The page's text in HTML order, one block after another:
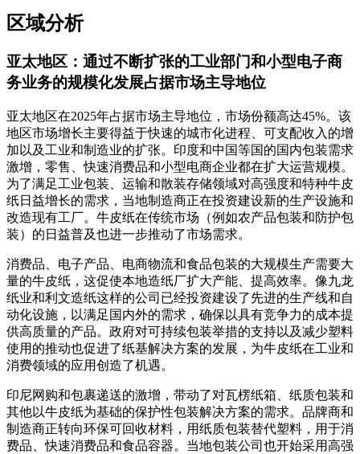
区域分析
亚太地区：通过不断扩张的工业部门和小型电子商
务业务的规模化发展占据市场主导地位
亚太地区在2025年占据市场主导地位，市场份额高达45%。该
地区市场增长主要得益于快速的城市化进程、可支配收入的增
加以及工业和制造业的扩张。印度和中国等国的国内包装需求
激增，零售、快速消费品和小型电商企业都在扩大运营规模。
为了满足工业包装、运输和散装存储领域对高强度和特种牛皮
纸日益增长的需求，当地制造商正在投资建设新的生产设施和
改造现有工厂。牛皮纸在传统市场（例如农产品包装和防护包
装）的日益普及也进一步推动了市场需求。
消费品、电子产品、电商物流和食品包装的大规模生产需要大
量的牛皮纸，这促使本地造纸厂扩大产能、提高效率。像九龙
纸业和利文造纸这样的公司已经投资建设了先进的生产线和自
动化设施，以满足国内外的需求，确保以具有竞争力的成本提
供高质量的产品。政府对可持续包装举措的支持以及减少塑料
使用的推动也促进了纸基解决方案的发展，为牛皮纸在工业和
消费领域的应用创造了机遇。
印尼网购和包裹递送的激增，带动了对瓦楞纸箱、纸质包装和
其他以牛皮纸为基础的保护性包装解决方案的需求。品牌商和
制造商正转向环保可回收材料，用纸质包装替代塑料，用于消
费品、快速消费品和食品容器。当地包装公司也开始采用高强